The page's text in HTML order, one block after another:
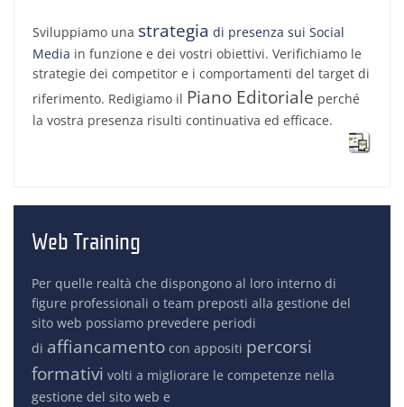
Sviluppiamo una strategia di presenza sui Social
Media in funzione e dei vostri obiettivi. Verifichiamo le
strategie dei competitor e i comportamenti del target di
riferimento. Redigiamo il Piano Editoriale perché
la vostra presenza risulti continuativa ed efficace.
Web Training
Per quelle realtà che dispongono al loro interno di
figure professionali o team preposti alla gestione del
sito web possiamo prevedere periodi
di affiancamento con appositi percorsi
formativi volti a migliorare le competenze nella
gestione del sito web e